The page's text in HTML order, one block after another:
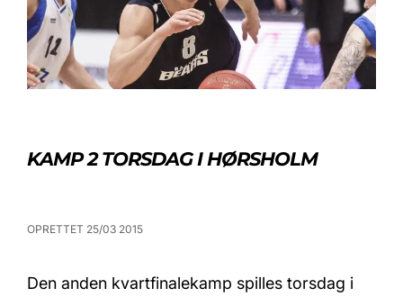
KAMP 2 TORSDAG I HØRSHOLM
OPRETTET 25/03 2015
Den anden kvartfinalekamp spilles torsdag i